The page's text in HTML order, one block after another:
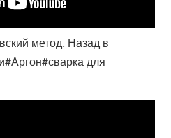
метод. Назад в
для